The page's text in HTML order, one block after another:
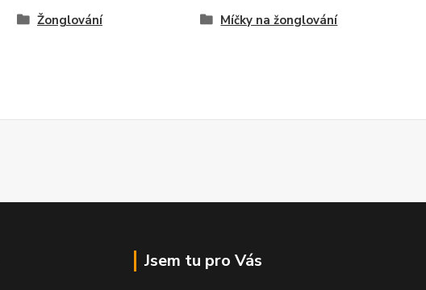
Žonglování
Míčky na žonglování
Jsem tu pro Vás